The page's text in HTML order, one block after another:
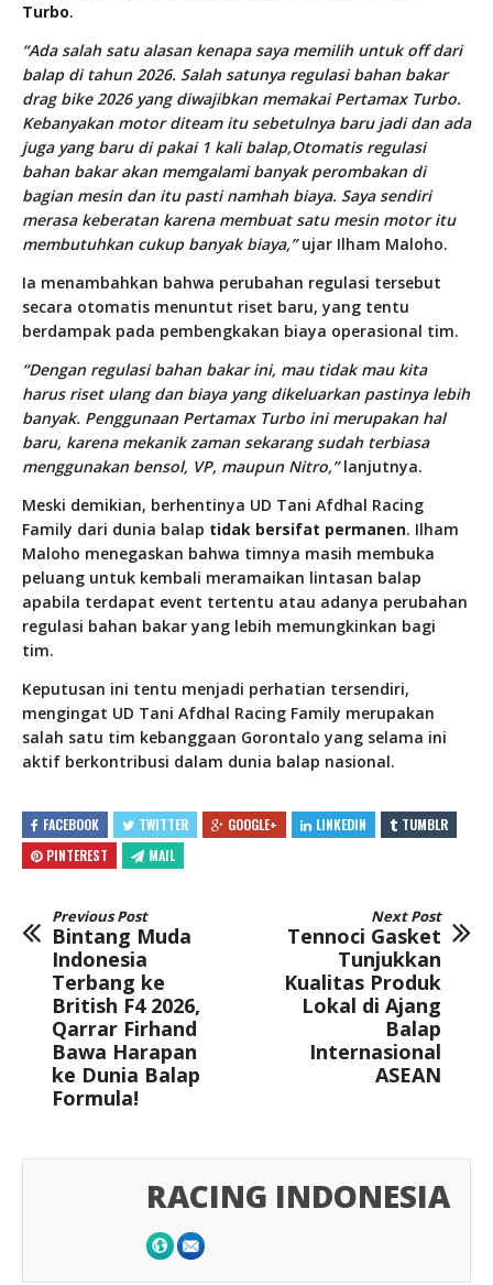
Turbo.
“Ada salah satu alasan kenapa saya memilih untuk off dari
balap di tahun 2026. Salah satunya regulasi bahan bakar
drag bike 2026 yang diwajibkan memakai Pertamax Turbo.
Kebanyakan motor diteam itu sebetulnya baru jadi dan ada
juga yang baru di pakai 1 kali balap,Otomatis regulasi
bahan bakar akan memgalami banyak perombakan di
bagian mesin dan itu pasti namhah biaya. Saya sendiri
merasa keberatan karena membuat satu mesin motor itu
membutuhkan cukup banyak biaya,”ujar Ilham Maloho.
Ia menambahkan bahwa perubahan regulasi tersebut
secara otomatis menuntut riset baru, yang tentu
berdampak pada pembengkakan biaya operasional tim.
“Dengan regulasi bahan bakar ini, mau tidak mau kita
harus riset ulang dan biaya yang dikeluarkan pastinya lebih
banyak. Penggunaan Pertamax Turbo ini merupakan hal
baru, karena mekanik zaman sekarang sudah terbiasa
menggunakan bensol, VP, maupun Nitro,”lanjutnya.
Meski demikian, berhentinya UD Tani Afdhal Racing
Family dari dunia balap tidak bersifat permanen. Ilham
Maloho menegaskan bahwa timnya masih membuka
peluang untuk kembali meramaikan lintasan balap
apabila terdapat event tertentu atau adanya perubahan
regulasi bahan bakar yang lebih memungkinkan bagi
tim.
Keputusan ini tentu menjadi perhatian tersendiri,
mengingat UD Tani Afdhal Racing Family merupakan
salah satu tim kebanggaan Gorontalo yang selama ini
aktif berkontribusi dalam dunia balap nasional.
FACEBOOK TWITTER GOOGLE+ LINKEDIN
TUMBLR
PINTEREST
MAIL
Previous Post
Bintang Muda
Indonesia
Terbang ke
British F4 2026,
Qarrar Firhand
Bawa Harapan
ke Dunia Balap
Formula!
Next Post
Tennoci Gasket
Tunjukkan
Kualitas Produk
Lokal di Ajang
Balap
Internasional
ASEAN
RACING INDONESIA